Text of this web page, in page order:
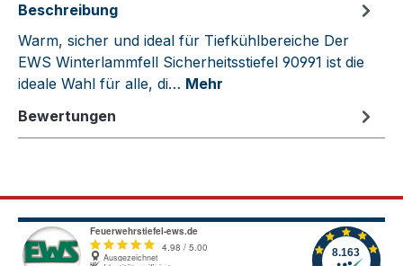
Beschreibung
Warm, sicher und ideal für Tiefkühlbereiche Der
EWS Winterlammfell Sicherheitsstiefel 90991 ist die
ideale Wahl für alle, di… Mehr
Bewertungen